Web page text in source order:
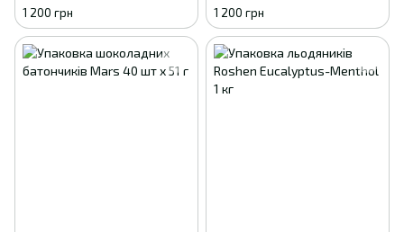
1 200 грн
1 200 грн